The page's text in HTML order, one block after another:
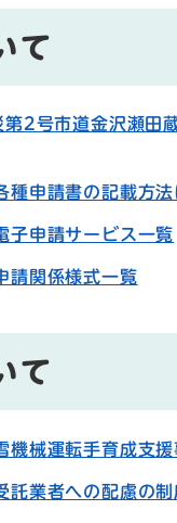
て
2号市道金沢瀬田
種申請書の記載方法
申請サービス一覧
関係様式一覧
て
機械運転手育成支
託業者への配慮の